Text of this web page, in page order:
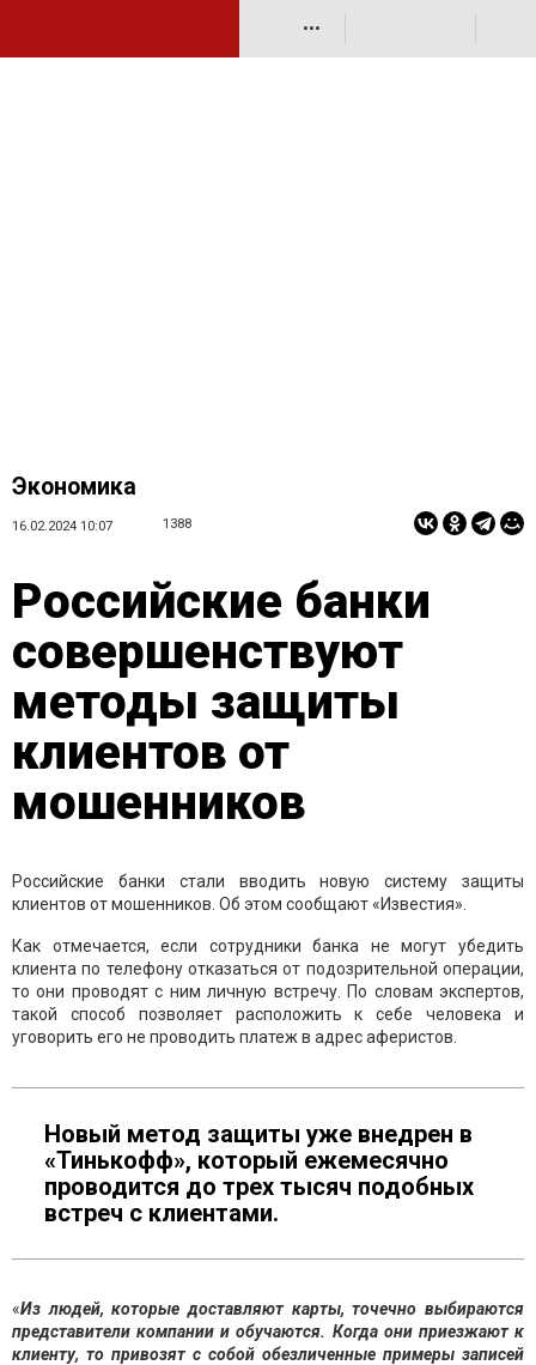
•••
Экономика
16.02.2024 10:07 1388
Российские банки
совершенствуют
методы защиты
клиентов от
мошенников
Российские банки стали вводить новую систему защиты
клиентов от мошенников. Об этом сообщают «Известия».
Как отмечается, если сотрудники банка не могут убедить
клиента по телефону отказаться от подозрительной операции,
то они проводят с ним личную встречу. По словам экспертов,
такой способ позволяет расположить к себе человека и
уговорить его не проводить платеж в адрес аферистов.
Новый метод защиты уже внедрен в
«Тинькофф», который ежемесячно
проводится до трех тысяч подобных
встреч с клиентами.
«Из людей, которые доставляют карты, точечно выбираются
представители компании и обучаются. Когда они приезжают к
клиенту, то привозят с собой обезличенные примеры записей